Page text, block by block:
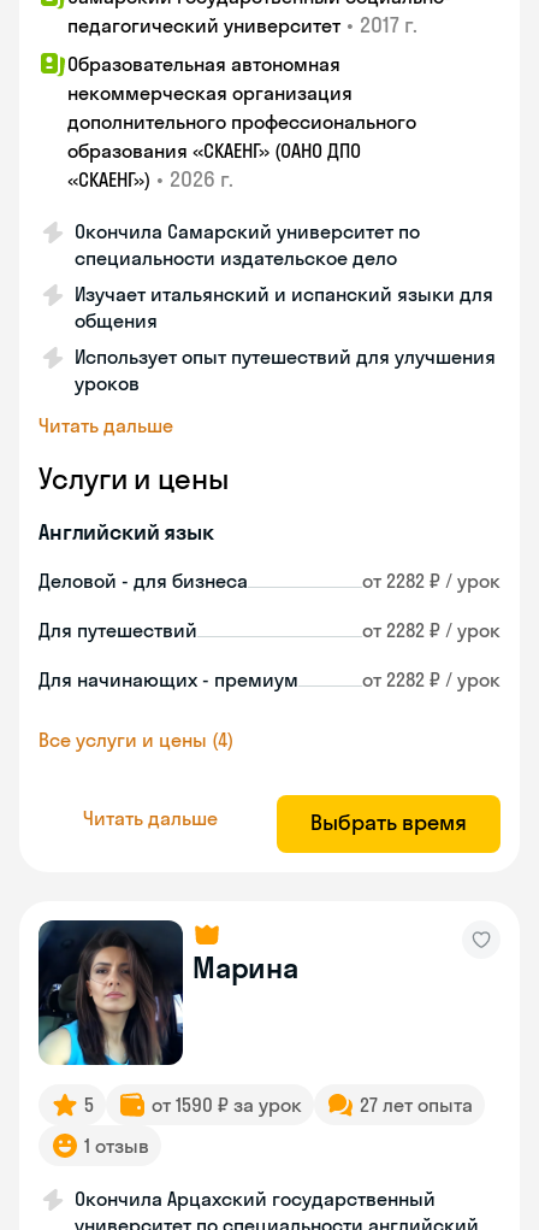
педагогический университет • 2017 г.
Образовательная автономная
некоммерческая организация
дополнительного профессионального
образования «СКАЕНГ» (ОАНО ДПО
«СКАЕНГ») • 2026 г.
Окончила Самарский университет по
специальности издательское дело
Изучает итальянский и испанский языки для
общения
Использует опыт путешествий для улучшения
уроков
Читать дальше
Услуги и цены
Английский язык
Деловой - для бизнеса от 2282 ₽ / урок
Для путешествий от 2282 ₽ / урок
Для начинающих - премиум от 2282 ₽ / урок
Все услуги и цены (4)
Читать дальше Выбрать время
Марина
5 от 1590 ₽ за урок
27 лет опыта
1 отзыв
Окончила Арцахский государственный
университет по специальности английский